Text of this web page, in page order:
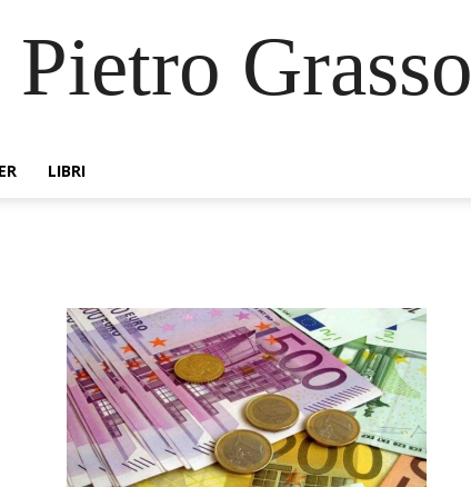
Pietro Grasso
LIBRI